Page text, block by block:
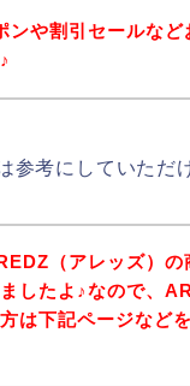
や割引セールなど
考にしていただ
（アレッズ）の
したよ♪なので、
は下記ページなど